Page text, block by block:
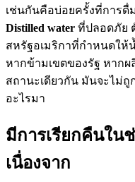
เช่นกันคือบ่อยครั้งที่การดื่
Distilled water ที่ปลอดภัย
สหรัฐอเมริกาที่กำหนดให้
หากข้ามเขตของรัฐ หาก
สถานะเดียวกัน มันจะไม่
อะไรมา
มีการเรียกคืนใน
เนื่องจาก